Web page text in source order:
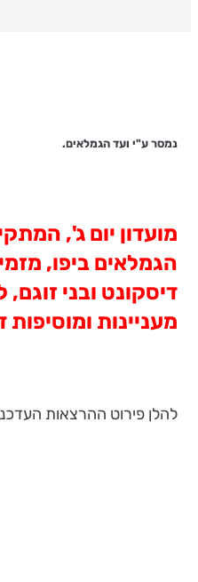
נמסר ע"י ועד הגמלאים.
מועדון יום ג',
הגמלאים ביפו,
דיסקונט ובני
מעניינות
להלן פירוט ההרצאות